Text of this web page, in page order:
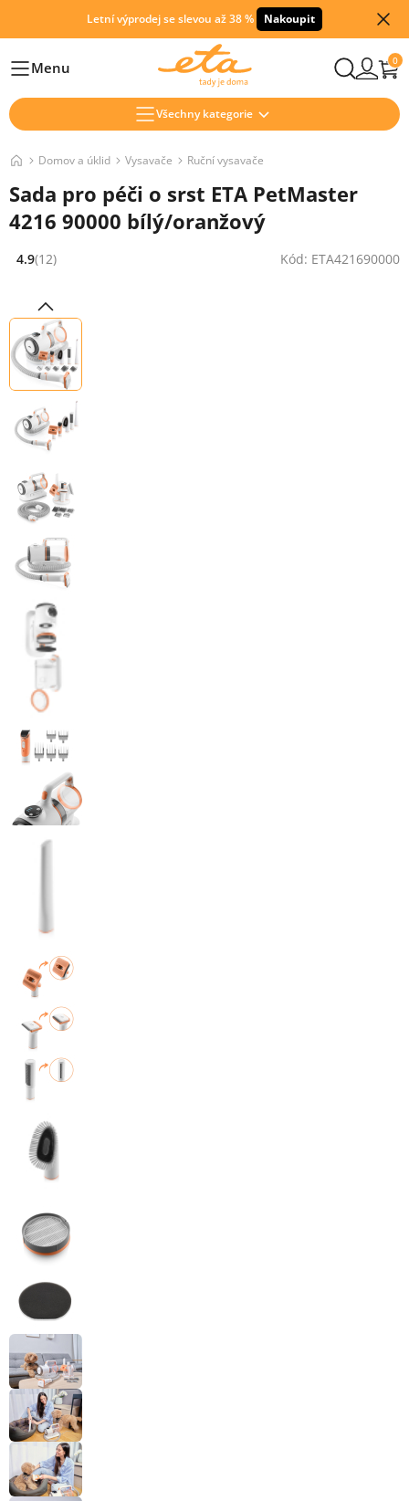
Letní výprodej se slevou až 38 % Nakoupit
HlavníMenu 0
Všechny kategorie
Domov a úklid Vysavače Ruční vysavače
Sada pro péči o srst ETA PetMaster
4216 90000 bílý/oranžový
Hodnocení: 4.9 z 5 (12 recenzí)
4.9(12) Kód: ETA421690000